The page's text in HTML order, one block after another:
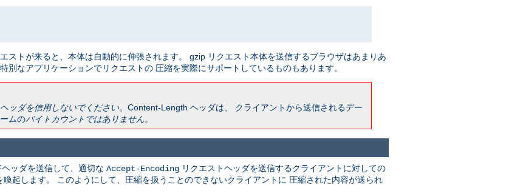
ストが来ると、本体は自動的に伸張されます。 gzip リクエスト本体を送信するブラウザはあまりあ
別なアプリケーションでリクエストの 圧縮を実際にサポートしているものもあります。
ヘッダを信用しないでください。Content-Length ヘッダは、 クライアントから送信されるデー
ムのバイトカウントではありません。
ッダを送信して、適切な Accept-Encoding リクエストヘッダを送信するクライアントに対しての
起します。 このようにして、圧縮を扱うことのできないクライアントに 圧縮された内容が送られ